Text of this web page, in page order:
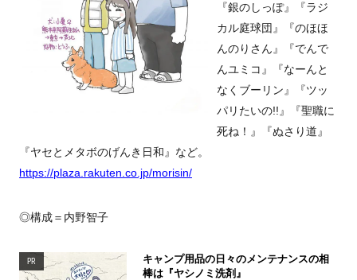
『銀のしっぽ』『ラジ
カル庭球団』『のほほ
んのりさん』『でんで
んユミコ』『なーんと
なくブーリン』『ツッ
パリたいの!!』『聖職に
死ね！』『ぬさり道』
『ヤセとメタボのげんき日和』など。
https://plaza.rakuten.co.jp/morisin/
◎構成＝内野智子
PR
キャンプ用品の日々のメンテナンスの相
棒は『ヤシノミ洗剤』